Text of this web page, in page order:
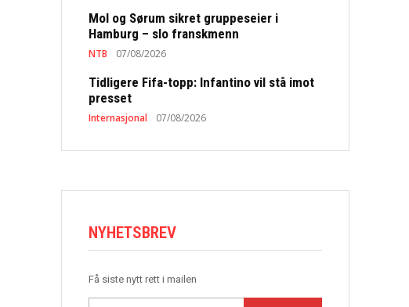
Mol og Sørum sikret gruppeseier i
Hamburg – slo franskmenn
NTB 07/08/2026
Tidligere Fifa-topp: Infantino vil stå imot
presset
Internasjonal 07/08/2026
NYHETSBREV
Få siste nytt rett i mailen